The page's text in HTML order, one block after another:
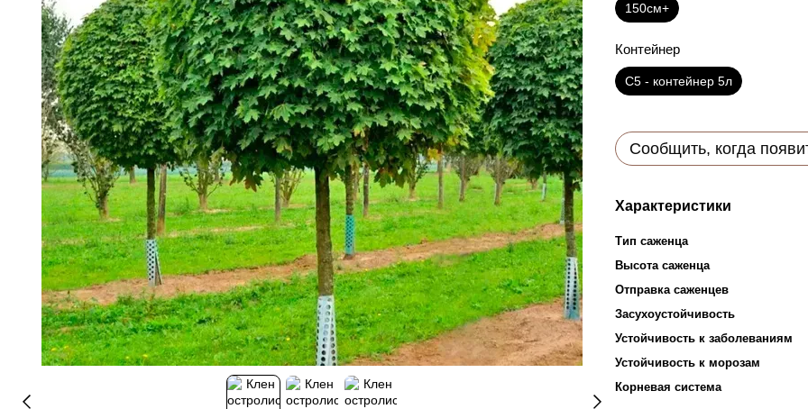
150см+
Контейнер
С5 - контейнер 5л
Сообщить, когда
Характеристики
Тип саженца
Высота саженца
Отправка саженцев
Засухоустойчивость
Устойчивость к заболеваниям
Устойчивость к морозам
Корневая система